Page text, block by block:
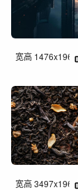
宽高 1476x1960
宽高 3497x1960